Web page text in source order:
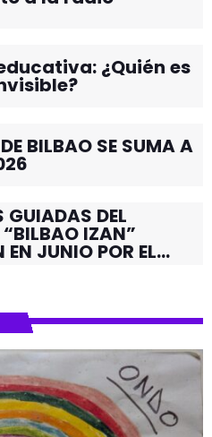
¿Quién es
BILBAO SE SUMA A
DEL
IZAN”
JUNIO POR EL